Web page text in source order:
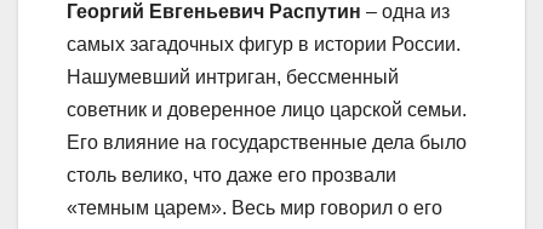
Георгий Евгеньевич Распутин – одна из
самых загадочных фигур в истории России.
Нашумевший интриган, бессменный
советник и доверенное лицо царской семьи.
Его влияние на государственные дела было
столь велико, что даже его прозвали
«темным царем». Весь мир говорил о его